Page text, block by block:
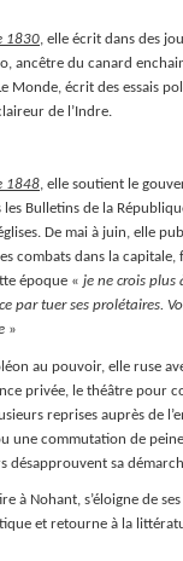
1830, elle écrit dans des
ancêtre du canard
Monde, écrit des essais
de l’Indre.
1848, elle soutient le
Bulletins de la
De mai à juin, elle
combats dans la capitale,
époque « je ne crois plus
par tuer ses prolétaires.
»
au pouvoir, elle ruse
privée, le théâtre pour
reprises auprès de
une commutation de
désapprouvent sa
à Nohant, s’éloigne de
et retourne à la